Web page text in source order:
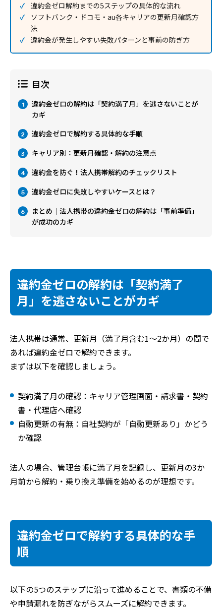
違約金ゼロ解約までの5ステップの具体的な流れ
ソフトバンク・ドコモ・au各キャリアの更新月確認方
法
違約金が発生しやすい失敗パターンと事前の防ぎ方
目次
1
違約金ゼロの解約は「契約満了月」を逃さないことが
カギ
2 違約金ゼロで解約する具体的な手順
3 キャリア別：更新月確認・解約の注意点
4 違約金を防ぐ！法人携帯解約のチェックリスト
5 違約金ゼロに失敗しやすいケースとは？
6
まとめ｜法人携帯の違約金ゼロの解約は「事前準備」
が成功のカギ
違約金ゼロの解約は「契約満了
月」を逃さないことがカギ
法人携帯は通常、更新月（満了月含む1〜2か月）の間で
あれば違約金ゼロで解約できます。
まずは以下を確認しましょう。
契約満了月の確認：キャリア管理画面・請求書・契約
書・代理店へ確認
自動更新の有無：自社契約が「自動更新あり」かどう
か確認
法人の場合、管理台帳に満了月を記録し、更新月の3か
月前から解約・乗り換え準備を始めるのが理想です。
違約金ゼロで解約する具体的な手
順
以下の5つのステップに沿って進めることで、書類の不備
や申請漏れを防ぎながらスムーズに解約できます。